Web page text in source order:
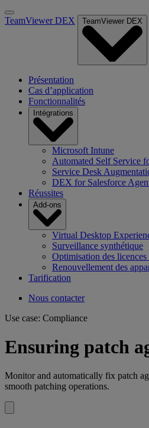
TeamViewer DEX TeamViewer DEX
Présentation
Cas d’application
Fonctionnalités
Intégrations
Microsoft Intune
Automated Self Service
Service Desk
DEX for Salesforce
Réussites
Add-ons
Virtual Desktop
Surveillance synthétique
Optimisation des
Renouvellement des
Tarification
Nous contacter
Use case: Compliance
Ensuring patch
Monitor and automatically fix patch
smooth patching operations.